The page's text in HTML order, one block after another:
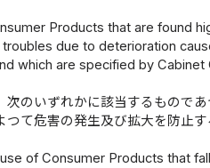
Products that are found
due to deterioration
which are specified by Cabinet
のいずれかに該当するもので
て危害の発生及び拡大を防止
of Consumer Products that